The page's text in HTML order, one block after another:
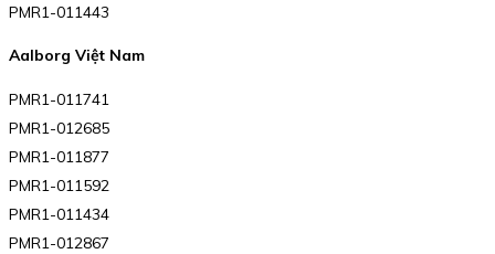
PMR1-011443
Aalborg Việt Nam
PMR1-011741
PMR1-012685
PMR1-011877
PMR1-011592
PMR1-011434
PMR1-012867